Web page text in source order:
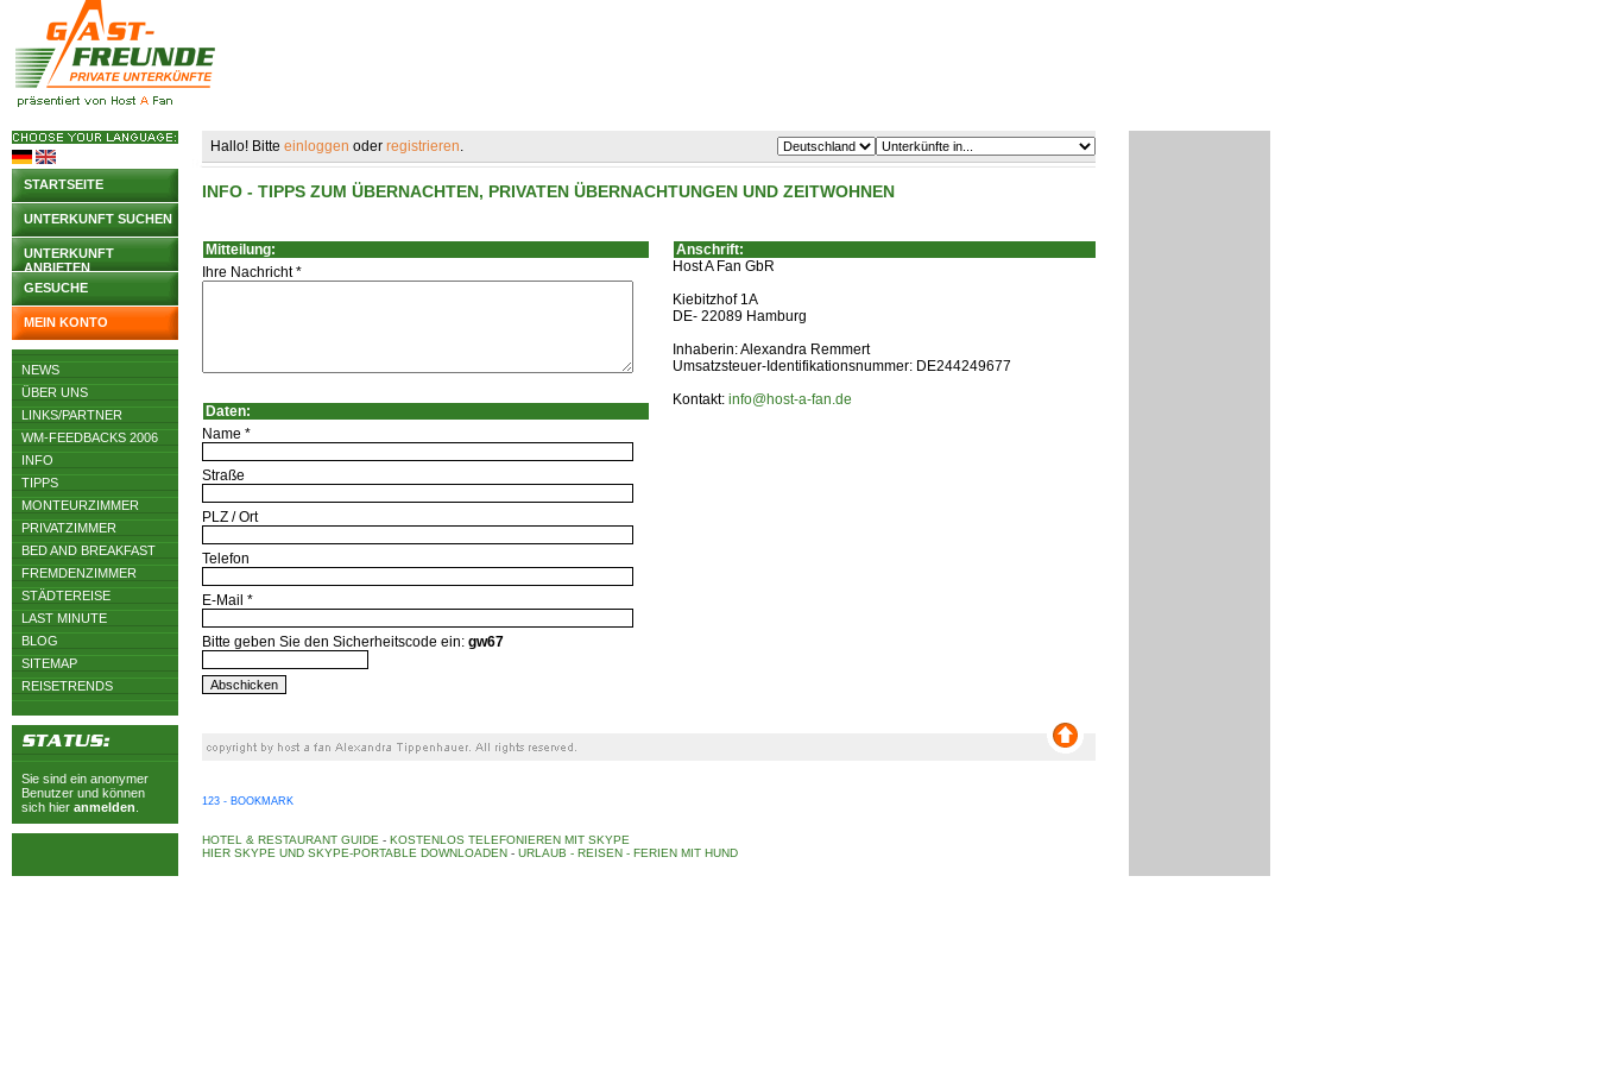
STARTSEITE
UNTERKUNFT SUCHEN
UNTERKUNFT
ANBIETEN
GESUCHE
MEIN KONTO
NEWS
ÜBER UNS
LINKS/PARTNER
WM-FEEDBACKS 2006
INFO
TIPPS
MONTEURZIMMER
PRIVATZIMMER
BED AND BREAKFAST
FREMDENZIMMER
STÄDTEREISE
LAST MINUTE
BLOG
SITEMAP
REISETRENDS
Sie sind ein anonymer
Benutzer und können
sich hier anmelden
Hallo! Bitte einloggen oder registrieren.
INFO - TIPPS ZUM ÜBERNACHTEN, PRIVATEN ÜBERNACHTUNGEN UND ZEITWOHNEN
Mitteilung:
Ihre Nachricht *
Daten:
Name *
Straße
PLZ / Ort
Telefon
E-Mail *
Bitte geben Sie den Sicherheitscode ein: gw67
Anschrift:
Host A Fan GbR
Kiebitzhof 1A
DE- 22089 Hamburg
Inhaberin: Alexandra Remmert
Umsatzsteuer-Identifikationsnummer: DE244249677
Kontakt: info@host-a-fan.de
123 - BOOKMARK
HOTEL & RESTAURANT GUIDE - KOSTENLOS TELEFONIEREN MIT SKYPE
HIER SKYPE UND SKYPE-PORTABLE DOWNLOADEN - URLAUB - REISEN - FERIEN MIT HUND